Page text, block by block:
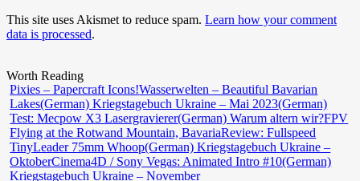
This site uses Akismet to reduce spam. Learn how your comment
data is processed.
Worth Reading
Pixies – Papercraft Icons!Wasserwelten – Beautiful Bavarian
Lakes(German) Kriegstagebuch Ukraine – Mai 2023(German)
Test: Mecpow X3 Lasergravierer(German) Warum altern wir?FPV
Flying at the Rotwand Mountain, BavariaReview: Fullspeed
TinyLeader 75mm Whoop(German) Kriegstagebuch Ukraine –
OktoberCinema4D / Sony Vegas: Animated Intro #10(German)
Kriegstagebuch Ukraine – November